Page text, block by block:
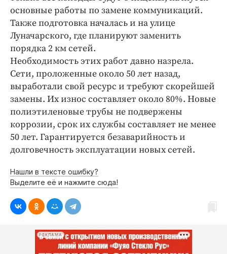
основные работы по замене коммуникаций.
Также подготовка началась и на улице
Луначарского, где планируют заменить
порядка 2 км сетей.
Необходимость этих работ давно назрела.
Сети, проложенные около 50 лет назад,
выработали свой ресурс и требуют скорейшей
замены. Их износ составляет около 80%. Новые
полиэтиленовые трубы не подвержены
коррозии, срок их службы составляет не менее
50 лет. Гарантируется безаварийность и
долговечность эксплуатации новых сетей.
Нашли в тексте ошибку?
Выделите её и нажмите сюда!
РЕКЛАМА